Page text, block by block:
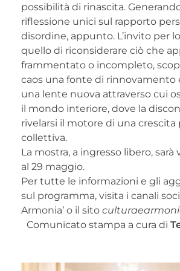
possibilità di rinascita.
riflessione unici sul rapporto
disordine, appunto. L’invito per
quello di riconsiderare ciò che
frammentato o incompleto,
caos una fonte di rinnovamento
una lente nuova attraverso cui
il mondo interiore, dove la
rivelarsi il motore di una crescita
collettiva.
La mostra, a ingresso libero,
al 29 maggio.
Per tutte le informazioni e gli
sul programma, visita i canali
Armonia’ o il sito
Comunicato stampa a cura di